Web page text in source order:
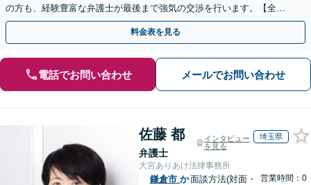
の方も、経験豊富な弁護士が最後まで強気の交渉を行います。【全国
13拠点】お気軽にご相談ください。
料金表を見る
電話でお問い合わせ メールでお問い合わせ
佐藤 都
弁護士
インタビュー
を見る
埼玉県
大宮ありあけ法律事務所
鎌倉市 か面談方法(対面・
営業時間：0